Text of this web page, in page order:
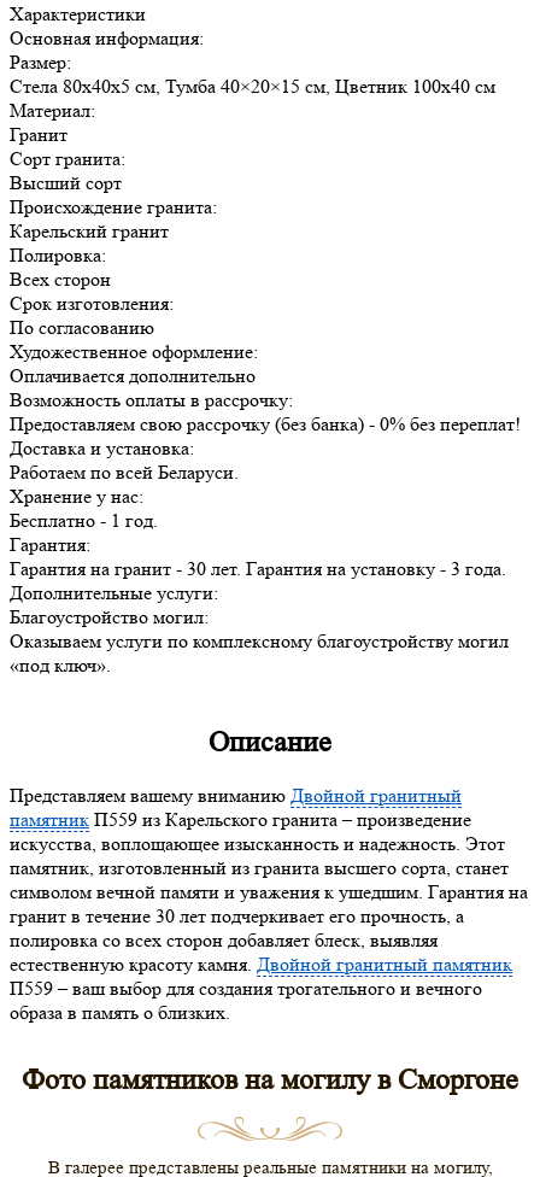
Характеристики
Основная информация:
Размер:
Стела 80х40х5 см, Тумба 40×20×15 см, Цветник 100х40 см
Материал:
Гранит
Сорт гранита:
Высший сорт
Происхождение гранита:
Карельский гранит
Полировка:
Всех сторон
Срок изготовления:
По согласованию
Художественное оформление:
Оплачивается дополнительно
Возможность оплаты в рассрочку:
Предоставляем свою рассрочку (без банка) - 0% без переплат!
Доставка и установка:
Работаем по всей Беларуси.
Хранение у нас:
Бесплатно - 1 год.
Гарантия:
Гарантия на гранит - 30 лет. Гарантия на установку - 3 года.
Дополнительные услуги:
Благоустройство могил:
Оказываем услуги по комплексному благоустройству могил
«под ключ».
Описание
Представляем вашему вниманию Двойной гранитный
памятник П559 из Карельского гранита – произведение
искусства, воплощающее изысканность и надежность. Этот
памятник, изготовленный из гранита высшего сорта, станет
символом вечной памяти и уважения к ушедшим. Гарантия на
гранит в течение 30 лет подчеркивает его прочность, а
полировка со всех сторон добавляет блеск, выявляя
естественную красоту камня. Двойной гранитный памятник
П559 – ваш выбор для создания трогательного и вечного
образа в память о близких.
Фото памятников на могилу в Сморгоне
В галерее представлены реальные памятники на могилу,